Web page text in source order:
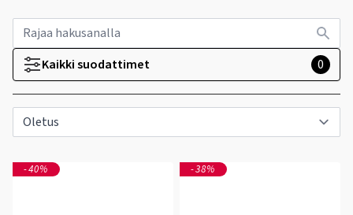
Kaikki suodattimet 0
-40% -38%